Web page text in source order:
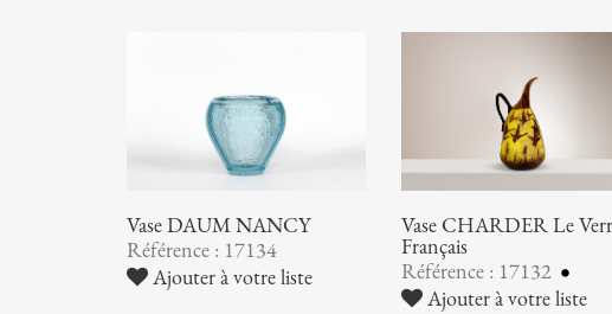
Vase DAUM NANCY
Référence : 17134
Ajouter à votre liste
Vase CHARDER Le
Français
Référence : 17132
Ajouter à votre liste